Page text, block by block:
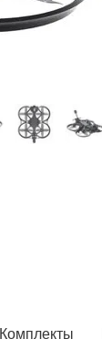
Комплекты